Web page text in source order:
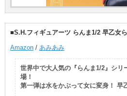
■S.H.フィギュアーツ らんま1/2 早乙女
Amazon / あみあみ
世界中で大人気の『らんま1/2』シ
場！
第一弾は水をかぶって女に変身！ 早